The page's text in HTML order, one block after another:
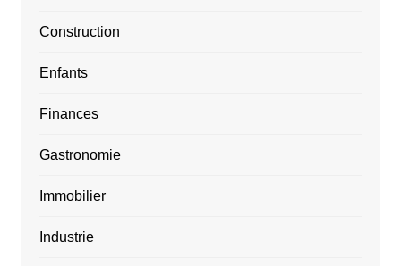
Construction
Enfants
Finances
Gastronomie
Immobilier
Industrie